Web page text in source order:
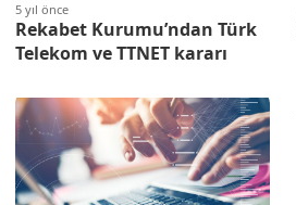
5 yıl önce
Rekabet Kurumu’ndan Türk
Telekom ve TTNET kararı